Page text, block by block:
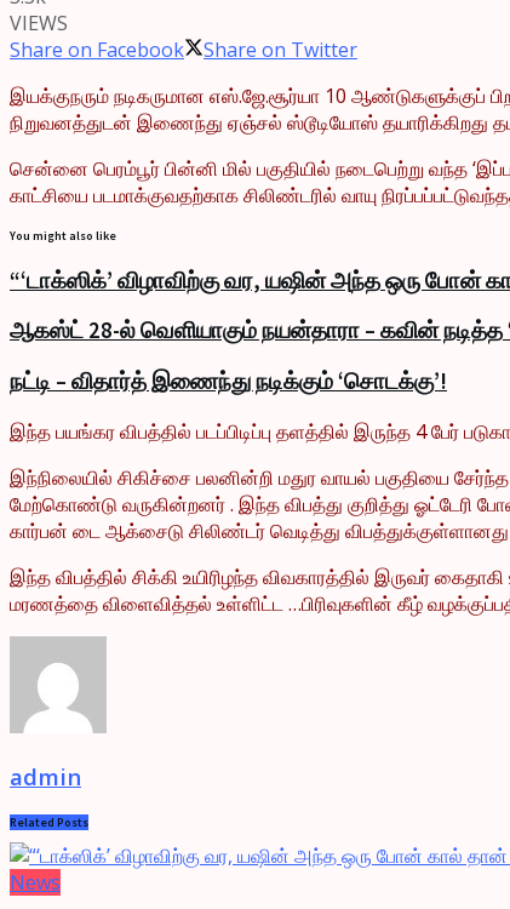
VIEWS
Share on Facebook
Share on Twitter
இயக்குநரும் நடிகருமான எஸ்.ஜே.சூர்யா 10 ஆண்டுகளுக்குப்
நிறுவனத்துடன் இணைந்து ஏஞ்சல் ஸ்டூடியோஸ் தயாரிக்கிறது
சென்னை பெரம்பூர் பின்னி மில் பகுதியில் நடைபெற்று வந்த
காட்சியை படமாக்குவதற்காக சிலிண்டரில் வாயு
You might also like
“‘டாக்ஸிக்’ விழாவிற்கு வர, யஷின் அந்த ஒரு போன்
ஆகஸ்ட் 28-ல் வெளியாகும் நயன்தாரா – கவின் நடித்த
நட்டி – விதார்த் இணைந்து நடிக்கும் ‘சொடக்கு’!
இந்த பயங்கர விபத்தில் படப்பிடிப்பு தளத்தில் இருந்த 4 பேர்
இந்நிலையில் சிகிச்சை பலனின்றி மதுர வாயல் பகுதியை
மேற்கொண்டு வருகின்றனர் . இந்த விபத்து குறித்து ஓட்டேரி
கார்பன் டை ஆக்சைடு சிலிண்டர் வெடித்து
இந்த விபத்தில் சிக்கி உயிரிழந்த விவகாரத்தில் இருவர்
மரணத்தை விளைவித்தல் உள்ளிட்ட …பிரிவுகளின் கீழ்
admin
Related Posts
News